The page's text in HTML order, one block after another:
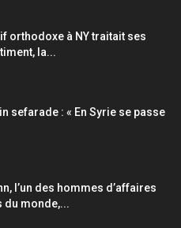
orthodoxe à NY traitait ses
la...
sefarade : « En Syrie se passe
l’un des hommes d’affaires
du monde,...